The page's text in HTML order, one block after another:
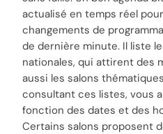
actualisé en temps réel
changements de
de dernière minute. Il liste
nationales, qui attirent des
aussi les salons
consultant ces listes, vous
fonction des dates et des
Certains salons proposent